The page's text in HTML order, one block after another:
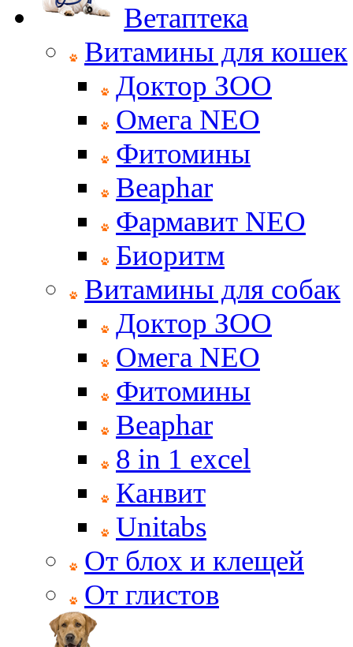
Ветаптека
Витамины для кошек
Доктор ЗОО
Омега NEO
Фитомины
Beaphar
Фармавит NEO
Биоритм
Витамины для собак
Доктор ЗОО
Омега NEO
Фитомины
Beaphar
8 in 1 excel
Канвит
Unitabs
От блох и клещей
От глистов